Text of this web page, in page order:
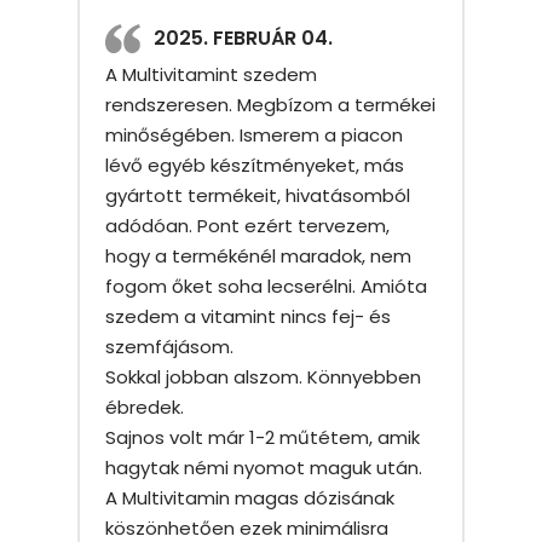
2025. FEBRUÁR 04.
A Multivitamint szedem
rendszeresen. Megbízom a termékei
minőségében. Ismerem a piacon
lévő egyéb készítményeket, más
gyártott termékeit, hivatásomból
adódóan. Pont ezért tervezem,
hogy a termékénél maradok, nem
fogom őket soha lecserélni. Amióta
szedem a vitamint nincs fej- és
szemfájásom.
Sokkal jobban alszom. Könnyebben
ébredek.
Sajnos volt már 1-2 műtétem, amik
hagytak némi nyomot maguk után.
A Multivitamin magas dózisának
köszönhetően ezek minimálisra